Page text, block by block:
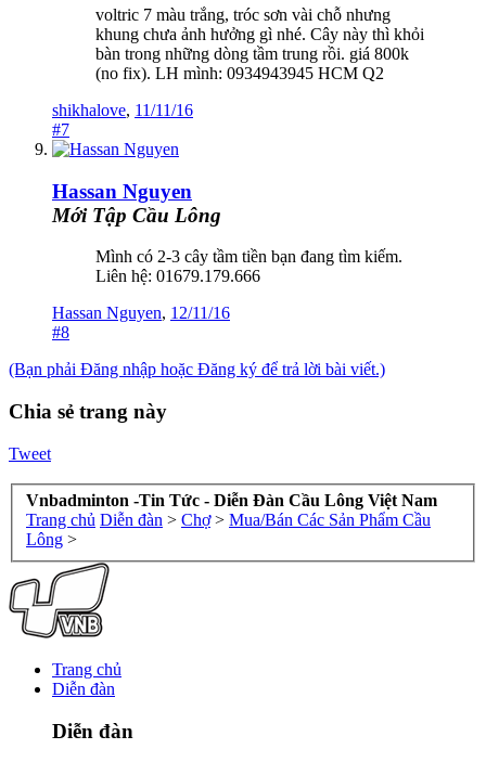
voltric 7 màu trắng, tróc sơn vài chỗ nhưng
khung chưa ảnh hưởng gì nhé. Cây này thì khỏi
bàn trong những dòng tầm trung rồi. giá 800k
(no fix). LH mình: 0934943945 HCM Q2
shikhalove, 11/11/16
#7
Hassan Nguyen
Mới Tập Cầu Lông
Mình có 2-3 cây tầm tiền bạn đang tìm kiếm.
Liên hệ: 01679.179.666
Hassan Nguyen, 12/11/16
#8
(Bạn phải Đăng nhập hoặc Đăng ký để trả lời bài viết.)
Chia sẻ trang này
Tweet
Vnbadminton -Tin Tức - Diễn Đàn Cầu Lông Việt Nam
Trang chủ Diễn đàn > Chợ > Mua/Bán Các Sản Phẩm Cầu
Lông >
Trang chủ
Diễn đàn
Diễn đàn